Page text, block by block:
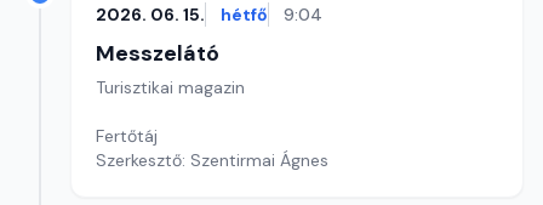
2026. 06. 15. hétfő 9:04
Messzelátó
Turisztikai magazin
Fertőtáj
Szerkesztő: Szentirmai Ágnes